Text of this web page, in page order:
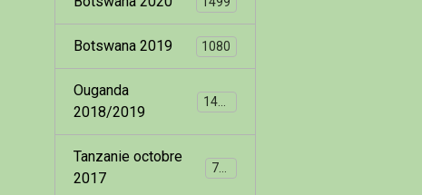
Botswana 2019 1080
Ouganda
2018/2019
Tanzanie octobre
2017
799